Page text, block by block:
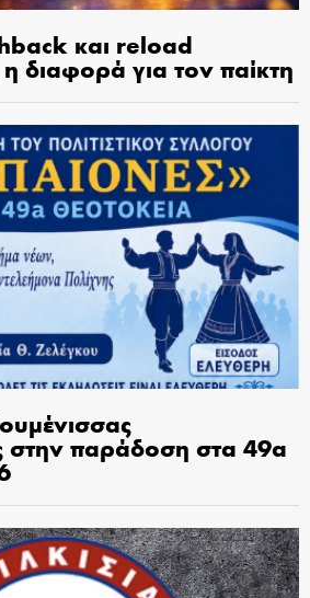
και reload
διαφορά για τον παίκτη
στην παράδοση στα 49α